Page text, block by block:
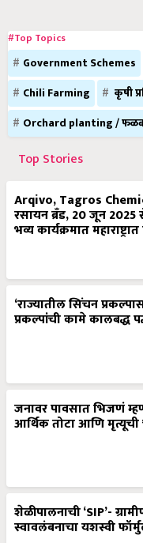
#Top Topics
Government Schemes
Chili Farming
कृषी
Orchard planting /
Top Stories
Arqivo, Tagros
रसायन ब्रँड, 20 जून 2025
भव्य कार्यक्रमात
‘राज्यातील सिंचन
प्रकल्पांची कामे कालबद्ध
जनावर पावसात भिजणं
आर्थिक तोटा आणि
शेळीपालनाची ‘SIP’-
स्वावलंबनाचा यशस्वी